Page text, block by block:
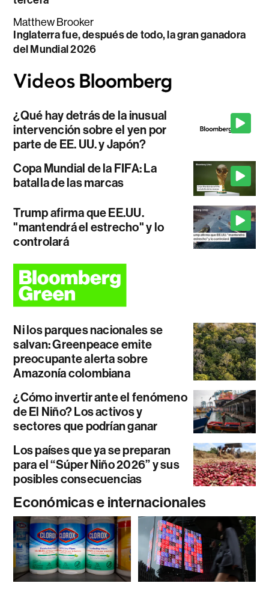
Matthew Brooker
Inglaterra fue, después de todo, la gran ganadora
del Mundial 2026
¿Qué hay detrás de la inusual
intervención sobre el yen por
parte de EE. UU. y Japón?
Copa Mundial de la FIFA: La
batalla de las marcas
Trump afirma que EE.UU.
"mantendrá el estrecho" y lo
controlará
Ni los parques nacionales se
salvan: Greenpeace emite
preocupante alerta sobre
Amazonía colombiana
¿Cómo invertir ante el fenómeno
de El Niño? Los activos y
sectores que podrían ganar
Los países que ya se preparan
para el “Súper Niño 2026” y sus
posibles consecuencias
Económicas e internacionales